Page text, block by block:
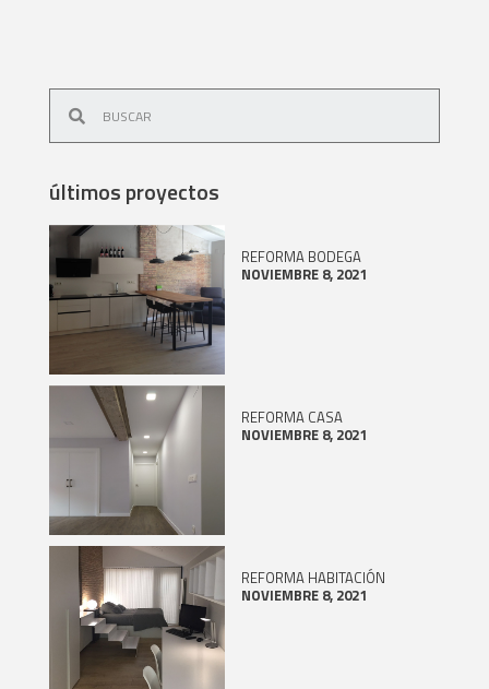
últimos proyectos
REFORMA BODEGA
NOVIEMBRE 8, 2021
REFORMA CASA
NOVIEMBRE 8, 2021
REFORMA HABITACIÓN
NOVIEMBRE 8, 2021